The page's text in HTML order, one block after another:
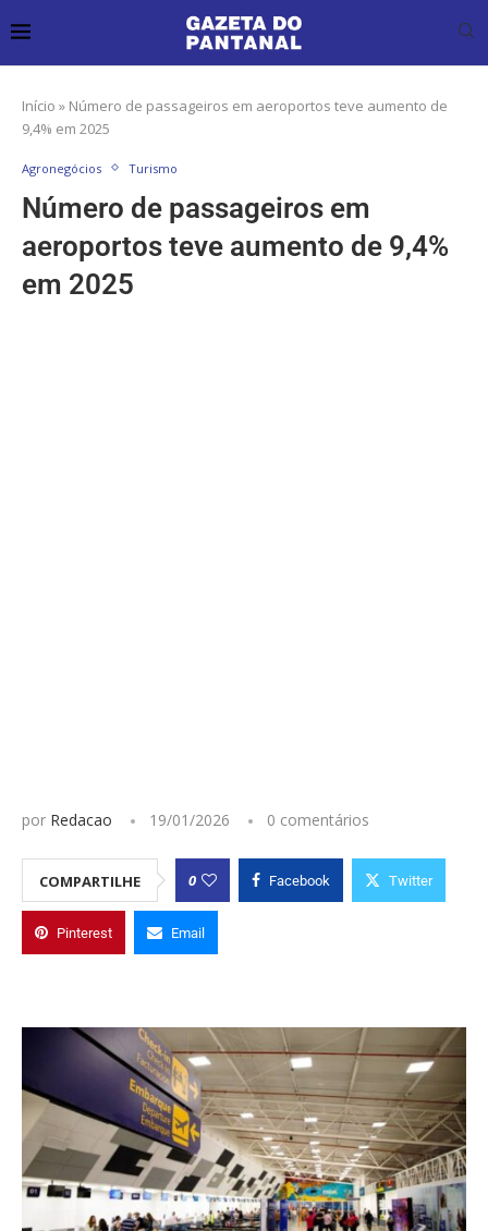
Início » Número de passageiros em aeroportos teve aumento de
9,4% em 2025
Agronegócios Turismo
Número de passageiros em
aeroportos teve aumento de 9,4%
em 2025
por Redacao 19/01/2026 0 comentários
COMPARTILHE 0 Facebook Twitter
Pinterest Email